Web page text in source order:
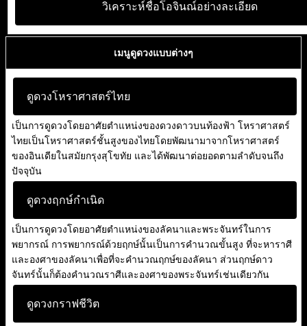
วิเคราะห์ชื่อโอจินณ์อย่างละเอียด
เมนูดูดวงแบบต่างๆ
ดูดวงโหราศาสตร์ไทย
เป็นการดูดวงโดยอาศัยตำแหน่งของดวงดาวบนท้องฟ้า โหราศาสตร์
ไทยเป็นโหราศาสตร์ชั้นสูงของไทยโดยพัฒนามาจากโหราศาสตร์
ของอินเดียในสมัยกรุงสุโขทัย และได้พัฒนาต่อยอดตามลำดับจนถึง
ปัจจุบัน
ดูดวงฤกษ์กำเนิด
เป็นการดูดวงโดยอาศัยตำแหน่งของลัคนาและพระจันทร์ในการ
พยากรณ์ การพยากรณ์ด้วยฤกษ์นั้นเป็นการคำนวณขั้นสูง ที่จะหาราศี
และองศาของลัคนาเพื่อที่จะคำนวณฤกษ์ของลัคนา ส่วนฤกษ์ดาว
จันทร์นั้นก็ต้องคำนวณราศีและองศาของพระจันทร์เช่นเดียวกัน
ดูดวงกราฟชีวิต